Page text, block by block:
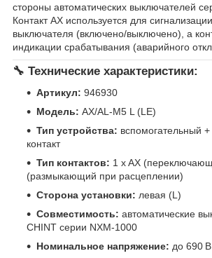
стороны автоматических выключателей
Контакт AX используется для
выключателя (включено/выключено), а
индикации срабатывания (аварийного
🔧 Технические характеристики:
Артикул: 946930
Модель: AX/AL-M5 L (LE)
Тип устройства: вспомогательный
контакт
Тип контактов: 1 x AX
(размыкающий при расцеплении)
Сторона установки: левая (L)
Совместимость: автоматические
CHINT серии NXM-1000
Номинальное напряжение: до 690